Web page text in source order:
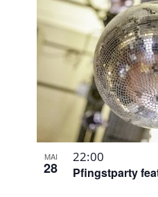
MAI
28 Pfingstparty
22:00